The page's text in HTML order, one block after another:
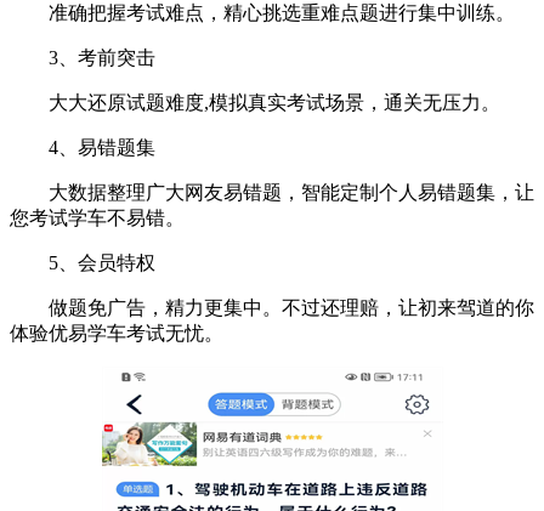
准确把握考试难点，精心挑选重难点题进行集中训练。
3、考前突击
大大还原试题难度,模拟真实考试场景，通关无压力。
4、易错题集
大数据整理广大网友易错题，智能定制个人易错题集，让
您考试学车不易错。
5、会员特权
做题免广告，精力更集中。不过还理赔，让初来驾道的你
体验优易学车考试无忧。